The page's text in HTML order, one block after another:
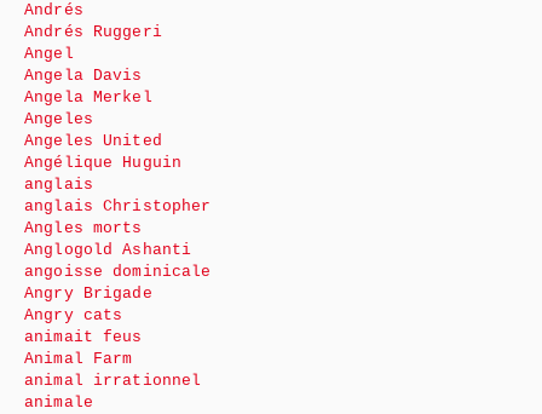
Andrés
Andrés Ruggeri
Angel
Angela Davis
Angela Merkel
Angeles
Angeles United
Angélique Huguin
anglais
anglais Christopher
Angles morts
Anglogold Ashanti
angoisse dominicale
Angry Brigade
Angry cats
animait feus
Animal Farm
animal irrationnel
animale